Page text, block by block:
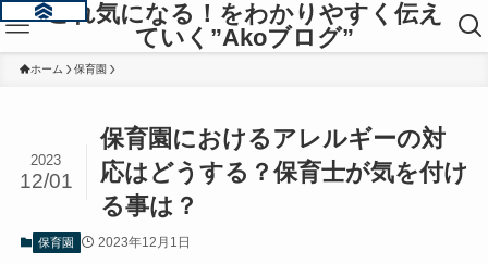
これ気になる！をわかりやすく伝え
ていく”Akoブログ”
ホーム 保育園
保育園におけるアレルギーの対
応はどうする？保育士が気を付け
る事は？
2023
12/01
保育園 2023年12月1日